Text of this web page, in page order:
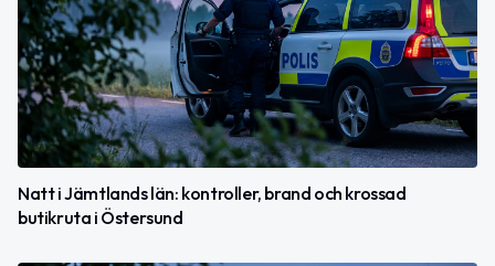
Natt i Jämtlands län: kontroller, brand och krossad
butikruta i Östersund